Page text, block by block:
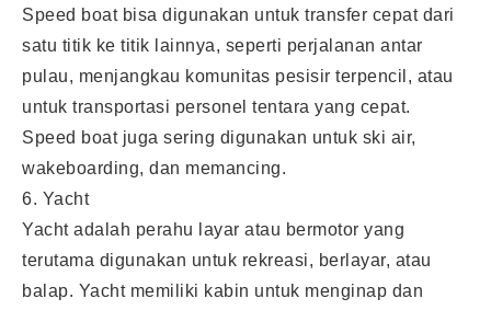
Speed boat bisa digunakan untuk transfer cepat dari
satu titik ke titik lainnya, seperti perjalanan antar
pulau, menjangkau komunitas pesisir terpencil, atau
untuk transportasi personel tentara yang cepat.
Speed boat juga sering digunakan untuk ski air,
wakeboarding, dan memancing.
6. Yacht
Yacht adalah perahu layar atau bermotor yang
terutama digunakan untuk rekreasi, berlayar, atau
balap. Yacht memiliki kabin untuk menginap dan